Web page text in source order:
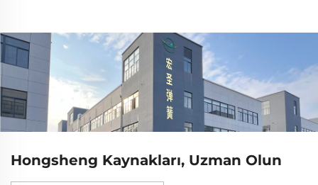
Hongsheng Kaynakları, Uzman Olun